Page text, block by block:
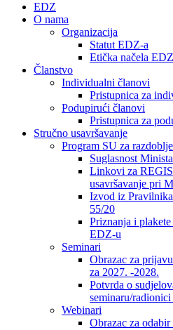
EDZ
O nama
Organizacija
Statut EDZ-a
Etička načela
Članstvo
Individualni članovi
Pristupnica za
Podupirući članovi
Pristupnica za
Stručno usavršavanje
Program SU za
Suglasnost
Linkovi za
usavršavanje pri
Izvod iz
55/20
Priznanja i
EDZ-u
Seminari
Obrazac za
za 2027. -2028.
Potvrda o
seminaru/
Webinari
Obrazac za